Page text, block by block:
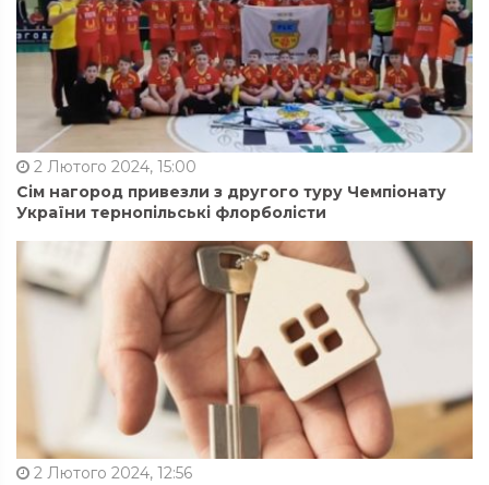
2 Лютого 2024, 15:00
Сім нагород привезли з другого туру Чемпіонату
України тернопільські флорболісти
2 Лютого 2024, 12:56